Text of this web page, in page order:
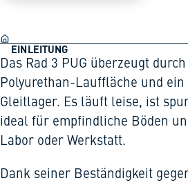
EINLEITUNG
Das Rad 3 PUG überzeugt
Polyurethan-Lauffläche und
Gleitlager. Es läuft leise, ist
ideal für empfindliche Böden
Labor oder Werkstatt.
Dank seiner Beständigkeit